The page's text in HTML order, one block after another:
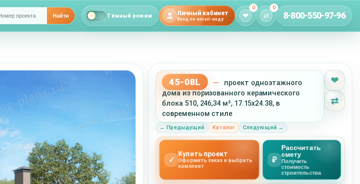
Найти Тёмный режим Личный кабинет
Вход по email-коду ❤
0
⇄
0
8-800-550-97-96
45-08L —
проект одноэтажного
дома из поризованного керамического
блока 510, 246,34 м², 17.15x24.38, в
современном стиле
← Предыдущий Каталог Следующий →
❤
⇄
✓
Купить проект
Оформить заказ и выбрать
комплект
₽
Рассчитать
смету
Получить
стоимость
строительства